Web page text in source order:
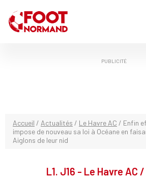
PUBLICITÉ
Accueil / Actualités / Le Havre AC / Enfin
impose de nouveau sa loi à Océane en
Aiglons de leur nid
L1. J16 - Le Havre AC